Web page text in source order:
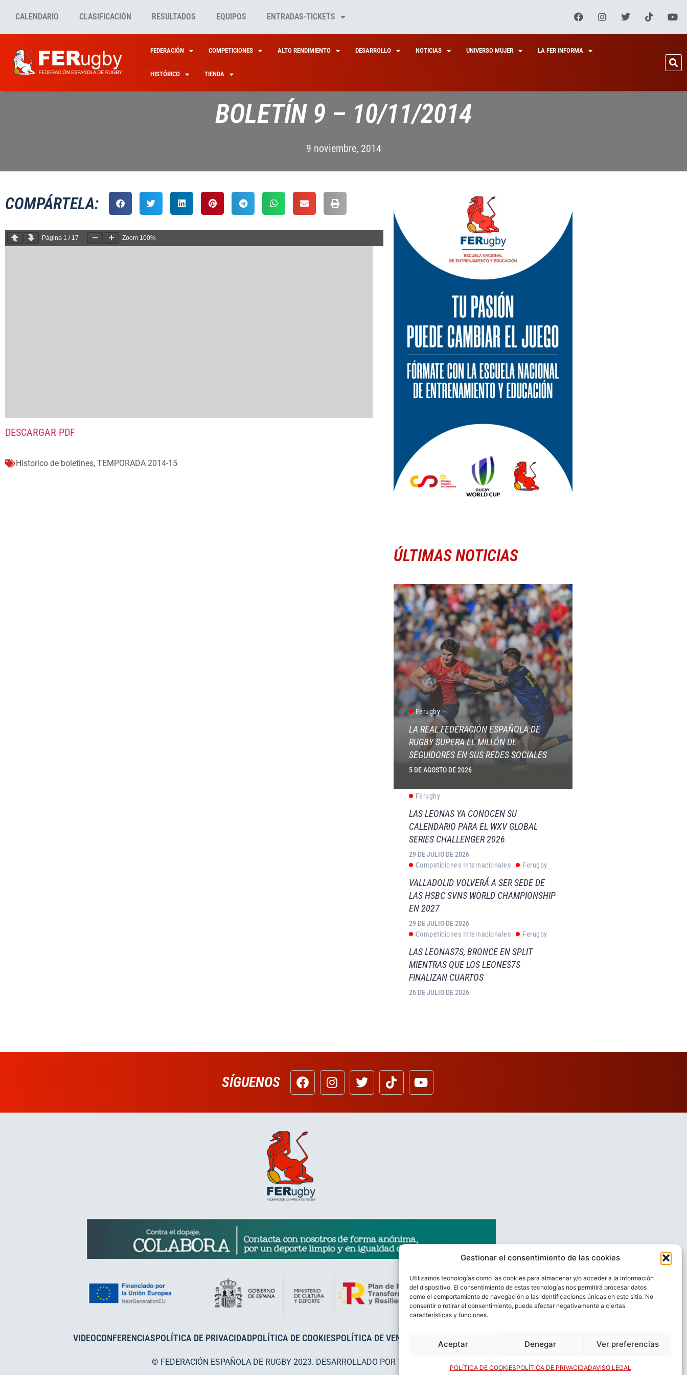
Gestionar el consentimiento de las cookies
Utilizamos tecnologías como las cookies para almacenar y/o acceder a la información
del dispositivo. El consentimiento de estas tecnologías nos permitirá procesar datos
como el comportamiento de navegación o las identificaciones únicas en este sitio. No
consentir o retirar el consentimiento, puede afectar negativamente a ciertas
características y funciones.
Aceptar Denegar Ver preferencias
POLÍTICA DE COOKIESPOLÍTICA DE PRIVACIDADAVISO LEGAL
CALENDARIO CLASIFICACIÓN RESULTADOS EQUIPOS ENTRADAS-TICKETS
FEDERACIÓN COMPETICIONES ALTO RENDIMIENTO DESARROLLO NOTICIAS UNIVERSO MUJER LA FER INFORMA
HISTÓRICO TIENDA
BOLETÍN 9 – 10/11/2014
9 noviembre, 2014
COMPÁRTELA:
Página 1 / 17 Zoom 100%
DESCARGAR PDF
Historico de boletines, TEMPORADA 2014-15
ÚLTIMAS NOTICIAS
Ferugby
LA REAL FEDERACIÓN ESPAÑOLA DE
RUGBY SUPERA EL MILLÓN DE
SEGUIDORES EN SUS REDES SOCIALES
5 DE AGOSTO DE 2026
Ferugby
LAS LEONAS YA CONOCEN SU
CALENDARIO PARA EL WXV GLOBAL
SERIES CHALLENGER 2026
29 DE JULIO DE 2026
Competiciones Internacionales
Ferugby
VALLADOLID VOLVERÁ A SER SEDE DE
LAS HSBC SVNS WORLD CHAMPIONSHIP
EN 2027
29 DE JULIO DE 2026
Competiciones Internacionales
Ferugby
LAS LEONAS7S, BRONCE EN SPLIT
MIENTRAS QUE LOS LEONES7S
FINALIZAN CUARTOS
26 DE JULIO DE 2026
SÍGUENOS
VIDEOCONFERENCIASPOLÍTICA DE PRIVACIDADPOLÍTICA DE COOKIESPOLÍTICA DE VENTAS
© FEDERACIÓN ESPAÑOLA DE RUGBY 2023. DESARROLLADO POR TOOOLS